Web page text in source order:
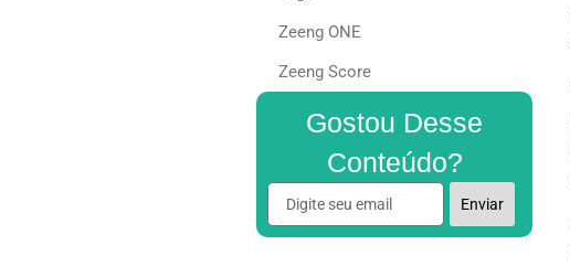
Zeeng ONE
Zeeng Score
Gostou Desse
Conteúdo?
Enviar
Alternative: